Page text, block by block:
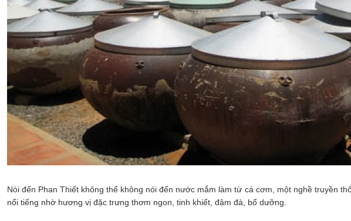
Nói đến Phan Thiết không thể không nói đến nước mắm làm từ cá cơm, một nghề truyền
nổi tiếng nhờ hương vị đặc trưng thơm ngon, tinh khiết, đậm đà, bổ dưỡng.